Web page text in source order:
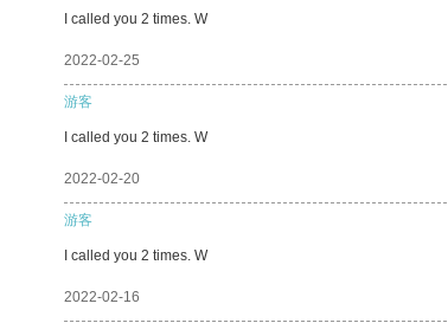
I called you 2 times. W
2022-02-25
游客
I called you 2 times. W
2022-02-20
游客
I called you 2 times. W
2022-02-16